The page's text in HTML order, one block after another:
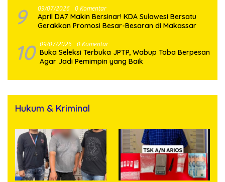
9 09/07/2026 0 Komentar
April DA7 Makin Bersinar! KDA Sulawesi Bersatu
Gerakkan Promosi Besar-Besaran di Makassar
10 09/07/2026 0 Komentar
Buka Seleksi Terbuka JPTP, Wabup Toba Berpesan
Agar Jadi Pemimpin yang Baik
Hukum & Kriminal